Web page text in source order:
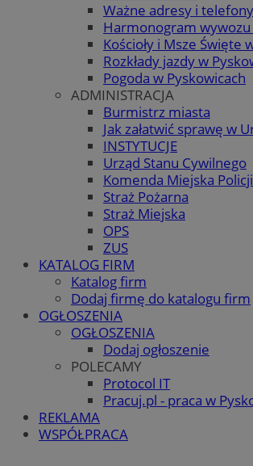
Ważne adresy i telefony
Harmonogram
Kościoły i Msze Święte
Rozkłady jazdy w
Pogoda w Pyskowicach
ADMINISTRACJA
Burmistrz miasta
Jak załatwić sprawę w
INSTYTUCJE
Urząd Stanu Cywilnego
Komenda Miejska Policji
Straż Pożarna
Straż Miejska
OPS
ZUS
KATALOG FIRM
Katalog firm
Dodaj firmę do katalogu firm
OGŁOSZENIA
OGŁOSZENIA
Dodaj ogłoszenie
POLECAMY
Protocol IT
Pracuj.pl - praca w
REKLAMA
WSPÓŁPRACA